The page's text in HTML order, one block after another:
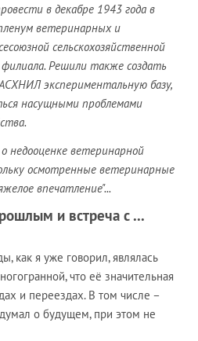
в декабре 1943 года в
ветеринарных и
сельскохозяйственной
филиала. Решили также создать
экспериментальную базу,
насущными проблемами
недооценке ветеринарной
осмотренные ветеринарные
впечатление"...
и встреча с ...
как я уже говорил, являлась
что её значительная
и переездах. В том числе –
о будущем, при этом не